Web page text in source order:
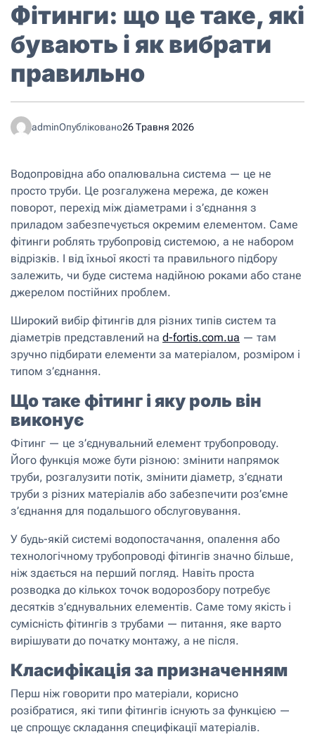
Фітинги: що це таке, які
бувають і як вибрати
правильно
adminОпубліковано26 Травня 2026
Водопровідна або опалювальна система — це не
просто труби. Це розгалужена мережа, де кожен
поворот, перехід між діаметрами і з’єднання з
приладом забезпечується окремим елементом. Саме
фітинги роблять трубопровід системою, а не набором
відрізків. І від їхньої якості та правильного підбору
залежить, чи буде система надійною роками або стане
джерелом постійних проблем.
Широкий вибір фітингів для різних типів систем та
діаметрів представлений на d-fortis.com.ua — там
зручно підбирати елементи за матеріалом, розміром і
типом з’єднання.
Що таке фітинг і яку роль він
виконує
Фітинг — це з’єднувальний елемент трубопроводу.
Його функція може бути різною: змінити напрямок
труби, розгалузити потік, змінити діаметр, з’єднати
труби з різних матеріалів або забезпечити роз’ємне
з’єднання для подальшого обслуговування.
У будь-якій системі водопостачання, опалення або
технологічному трубопроводі фітингів значно більше,
ніж здається на перший погляд. Навіть проста
розводка до кількох точок водорозбору потребує
десятків з’єднувальних елементів. Саме тому якість і
сумісність фітингів з трубами — питання, яке варто
вирішувати до початку монтажу, а не після.
Класифікація за призначенням
Перш ніж говорити про матеріали, корисно
розібратися, які типи фітингів існують за функцією —
це спрощує складання специфікації матеріалів.